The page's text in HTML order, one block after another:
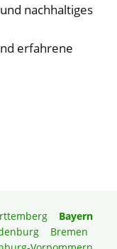
nachhaltiges
erfahrene
Bayern
Bremen